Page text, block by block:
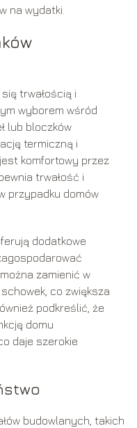
na wydatki.
trwałością i
wyborem wśród
lub bloczków
termiczną i
komfortowy przez
trwałość i
przypadku domów
dodatkowe
zamienić w
co zwiększa
podkreślić, że
domu
daje szerokie
budowlanych, takich